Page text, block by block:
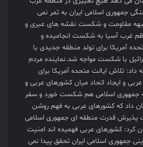
جمهوری اسلامی ایران به ثمر نمی
مقاومت و شکست نقشه های عبری و
غرب آسیا به شکست انجامیده و
آمریکا برای تولد منطقه جدیدی با
با شکست مواجه شد.نماینده مردم
تلاش ایالت متحده آمریکا برای
و ایجاد اتحاد میان کشورهای عربی و
جمهوری اسلامی هم شکست خورد و سفر
داد که کشورهای عربی به فهم روشن
قدرت منطقه ای جمهوری اسلامی
کرد: کشورهای عربی فهمیده اند امنیت
جمهوری اسلامی ایران تحقق پیدا نمی